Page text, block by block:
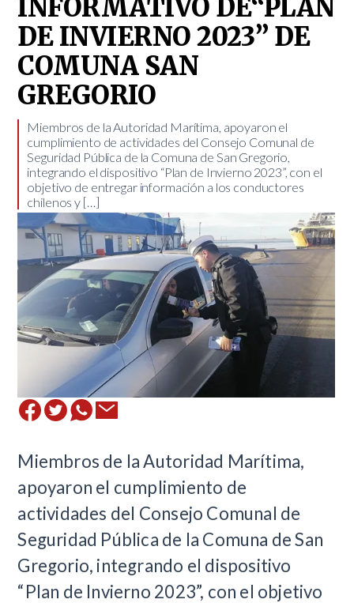
INFORMATIVO DE“PLAN
DE INVIERNO 2023” DE
COMUNA SAN
GREGORIO
Miembros de la Autoridad Marítima, apoyaron el
cumplimiento de actividades del Consejo Comunal de
Seguridad Pública de la Comuna de San Gregorio,
integrando el dispositivo “Plan de Invierno 2023”, con el
objetivo de entregar información a los conductores
chilenos y […]
Miembros de la Autoridad Marítima,
apoyaron el cumplimiento de
actividades del Consejo Comunal de
Seguridad Pública de la Comuna de San
Gregorio, integrando el dispositivo
“Plan de Invierno 2023”, con el objetivo